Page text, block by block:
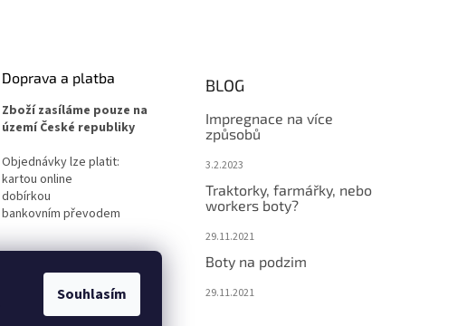
Souhlasím
Doprava a platba
Zboží zasíláme pouze na
území České republiky
Objednávky lze platit:
kartou online
dobírkou
bankovním převodem
BLOG
Impregnace na více
způsobů
3.2.2023
Traktorky, farmářky, nebo
workers boty?
29.11.2021
Boty na podzim
29.11.2021